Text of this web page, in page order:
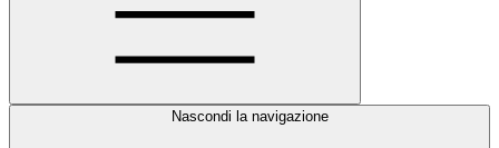
Nascondi la navigazione